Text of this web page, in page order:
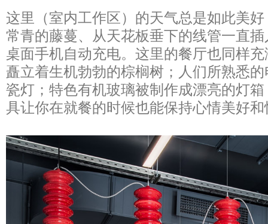
这里（室内工作区）的天气总是如此美
常青的藤蔓、从天花板垂下的线管一直
桌面手机自动充电。这里的餐厅也同样
矗立着生机勃勃的棕榈树；人们所熟悉
瓷灯；特色有机玻璃被制作成漂亮的灯
具让你在就餐的时候也能保持心情美好